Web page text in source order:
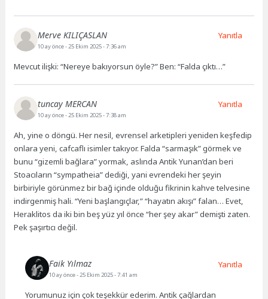
Merve KILIÇASLAN
10 ay önce- 25 Ekim 2025 - 7:36 am
Mevcut ilişki: “Nereye bakıyorsun öyle?” Ben: “Falda çıktı…”
Yanıtla
tuncay MERCAN
10 ay önce- 25 Ekim 2025 - 7:38 am
Ah, yine o döngü. Her nesil, evrensel arketipleri yeniden keşfedip
onlara yeni, cafcaflı isimler takıyor. Falda “sarmaşık” görmek ve
bunu “gizemli bağlara” yormak, aslında Antik Yunan’dan beri
Stoacıların “sympatheia” dediği, yani evrendeki her şeyin
birbiriyle görünmez bir bağ içinde olduğu fikrinin kahve telvesine
indirgenmiş hali. “Yeni başlangıçlar,” “hayatın akışı” falan… Evet,
Heraklitos da iki bin beş yüz yıl önce “her şey akar” demişti zaten.
Pek şaşırtıcı değil.
Yanıtla
Faik Yılmaz
10 ay önce- 25 Ekim 2025 - 7:41 am
Yorumunuz için çok teşekkür ederim. Antik çağlardan
Yanıtla